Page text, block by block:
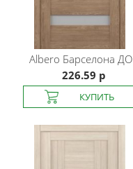
Albero Барселона ДО
226.59 р